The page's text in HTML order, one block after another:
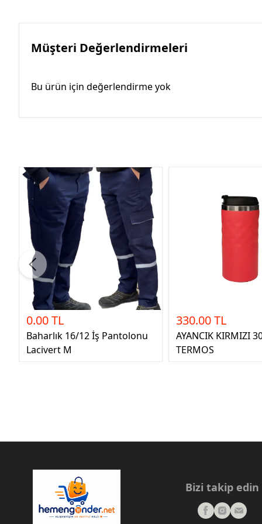
Müşteri Değerlendirmeleri
Bu ürün için değerlendirme yok
0.00 TL
Baharlık 16/12 İş Pantolonu
Lacivert M
330.00 TL
AYANCIK KIRMIZI
TERMOS
Bizi takip edin